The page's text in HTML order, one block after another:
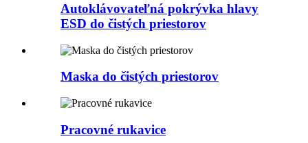
Autoklávovateľná pokrývka hlavy
ESD do čistých priestorov
Maska do čistých priestorov
Pracovné rukavice